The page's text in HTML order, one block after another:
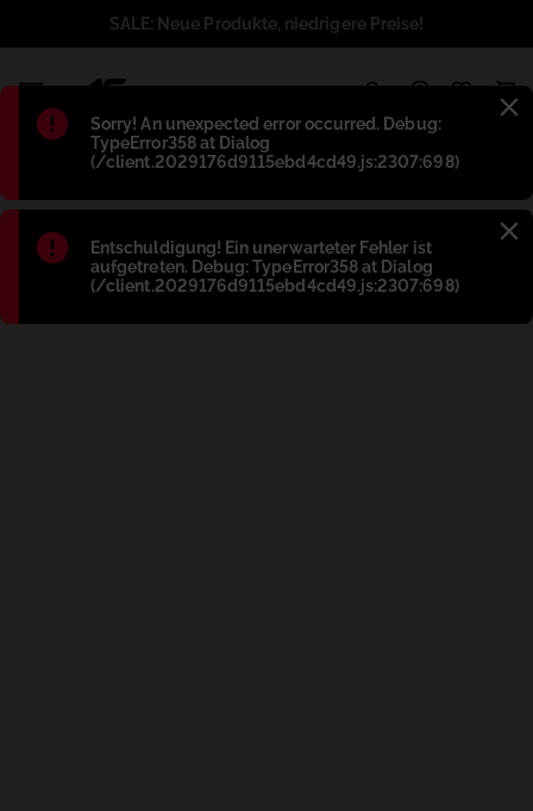
Błąd:
Sorry! An unexpected error occurred. Debug:
TypeError358 at Dialog
(/client.2029176d9115ebd4cd49.js:2307:698)
Błąd:
Entschuldigung! Ein unerwarteter Fehler ist
aufgetreten. Debug: TypeError358 at Dialog
(/client.2029176d9115ebd4cd49.js:2307:698)
SALE: Neue Produkte, niedrigere Preise!